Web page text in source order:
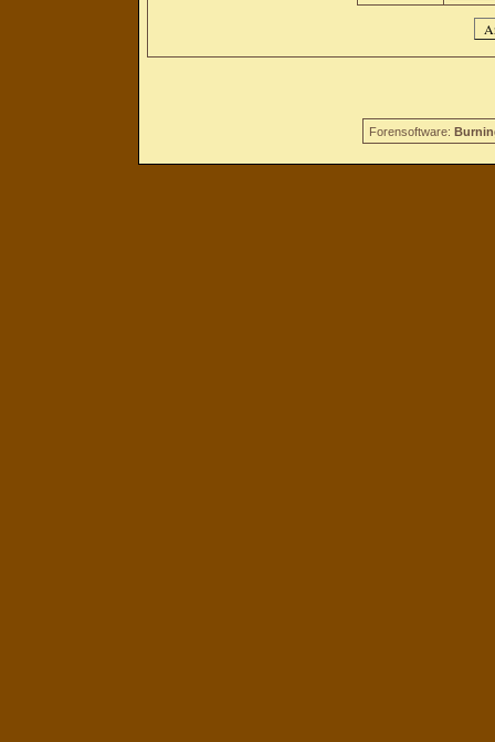
Forensoftware: